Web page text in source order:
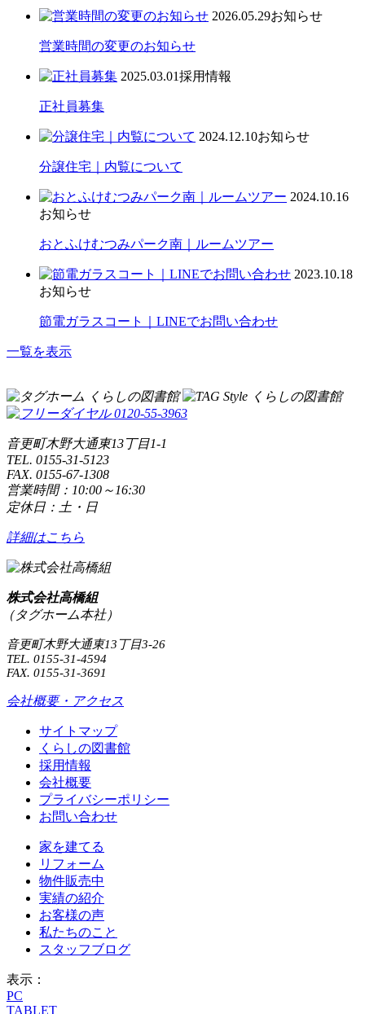
2026.05.29お知らせ
営業時間の変更のお知らせ
2025.03.01採用情報
正社員募集
2024.12.10お知らせ
分譲住宅｜内覧について
2024.10.16
お知らせ
おとふけむつみパーク南｜ルームツアー
2023.10.18
お知らせ
節電ガラスコート｜LINEでお問い合わせ
一覧を表示
音更町木野大通東13丁目1-1
TEL. 0155-31-5123
FAX. 0155-67-1308
営業時間：10:00～16:30
定休日：土・日
詳細はこちら
株式会社高橋組
（タグホーム本社）
音更町木野大通東13丁目3-26
TEL. 0155-31-4594
FAX. 0155-31-3691
会社概要・アクセス
サイトマップ
くらしの図書館
採用情報
会社概要
プライバシーポリシー
お問い合わせ
家を建てる
リフォーム
物件販売中
実績の紹介
お客様の声
私たちのこと
スタッフブログ
表示：
PC
TABLET